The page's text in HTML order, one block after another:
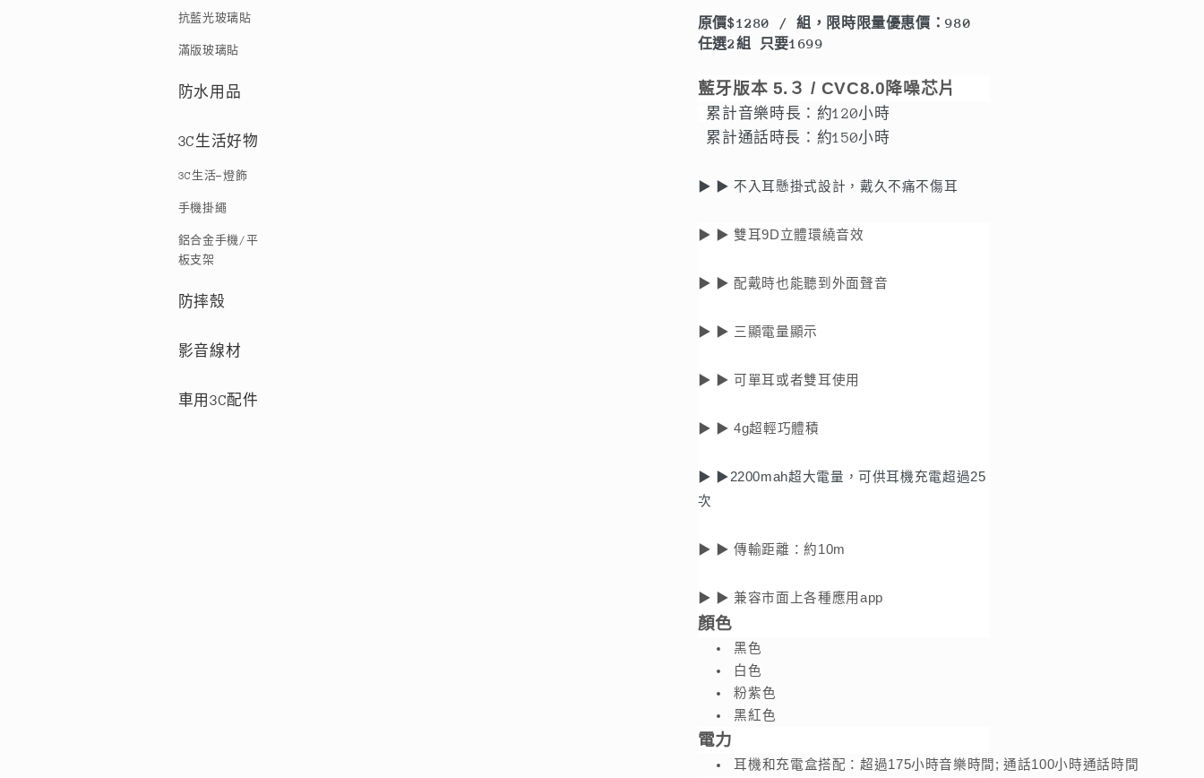
抗藍光玻璃貼
滿版玻璃貼
防水用品
3C生活好物
3C生活-燈飾
手機掛繩
鋁合金手機/平
板支架
防摔殼
影音線材
車用3C配件
120
小
時，
充
電
盒
滿
能
耳
充
25
數
減
120
小
充
電
盒
滿
能
耳
充
25
數
增
原價$1280 / 組，限時限量優惠價：980
任選2組 只要1699
藍牙版本 5.３ / CVC8.0降噪芯片
累計音樂時長：約120小時
累計通話時長：約150小時
▶ ▶ 不入耳懸掛式設計，戴久不痛不傷耳
▶ ▶ 雙耳9D立體環繞音效
▶ ▶ 配戴時也能聽到外面聲音
▶ ▶ 三顯電量顯示
▶ ▶ 可單耳或者雙耳使用
▶ ▶ 4g超輕巧體積
▶ ▶2200mah超大電量，可供耳機充電超過25
次
▶ ▶ 傳輸距離：約10m
▶ ▶ 兼容市面上各種應用app
顏色
黑色
白色
粉紫色
黑紅色
電力
耳機和充電盒搭配：超過175小時音樂時間; 通話100小時通話時間